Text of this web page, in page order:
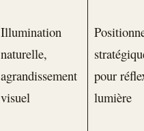
Illumination
naturelle,
agrandissement
visuel
pour
lumière